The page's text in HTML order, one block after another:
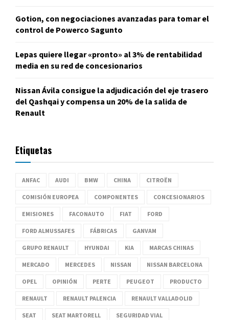
Gotion, con negociaciones avanzadas para tomar el
control de Powerco Sagunto
Lepas quiere llegar «pronto» al 3% de rentabilidad
media en su red de concesionarios
Nissan Ávila consigue la adjudicación del eje trasero
del Qashqai y compensa un 20% de la salida de
Renault
Etiquetas
ANFAC AUDI BMW CHINA CITROËN
COMISIÓN EUROPEA COMPONENTES CONCESIONARIOS
EMISIONES FACONAUTO FIAT FORD
FORD ALMUSSAFES FÁBRICAS GANVAM
GRUPO RENAULT HYUNDAI KIA MARCAS CHINAS
MERCADO MERCEDES NISSAN NISSAN BARCELONA
OPEL OPINIÓN PERTE PEUGEOT PRODUCTO
RENAULT RENAULT PALENCIA RENAULT VALLADOLID
SEAT SEAT MARTORELL SEGURIDAD VIAL